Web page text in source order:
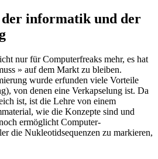
der informatik und der
nur für Computerfreaks mehr, es hat
» auf dem Markt zu bleiben.
wurde erfunden viele Vorteile
von denen eine Verkapselung ist. Da
ist, ist die Lehre von einem
wie die Konzepte sind und
ermöglicht Computer-
die Nukleotidsequenzen zu markieren,